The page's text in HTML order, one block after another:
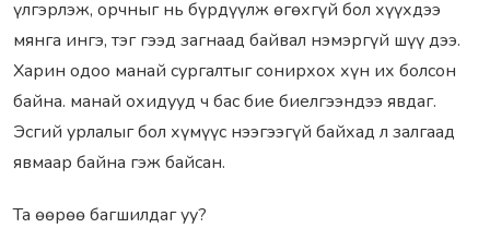
үлгэрлэж, орчныг нь бүрдүүлж өгөхгүй бол хүүхдээ
мянга ингэ, тэг гээд загнаад байвал нэмэргүй шүү дээ.
Харин одоо манай сургалтыг сонирхох хүн их болсон
байна. манай охидууд ч бас бие биелгээндээ явдаг.
Эсгий урлалыг бол хүмүүс нээгээгүй байхад л залгаад
явмаар байна гэж байсан.
Та өөрөө багшилдаг уу?